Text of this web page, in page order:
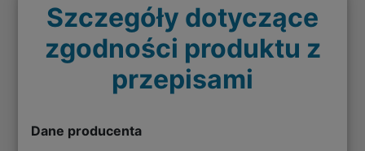
Szczegóły dotyczące
zgodności produktu z
przepisami
Dane producenta